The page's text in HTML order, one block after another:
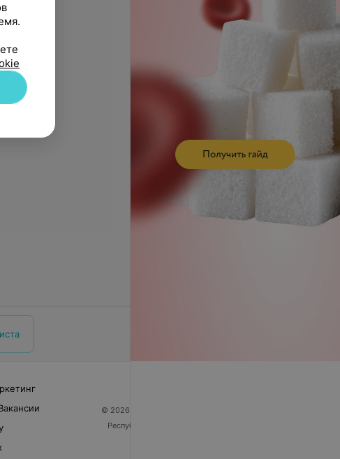
© 2026 ООО «Артокс Лаб», УНП 191700409
Республика Беларусь, г. Минск, улица Толбухина, 2,